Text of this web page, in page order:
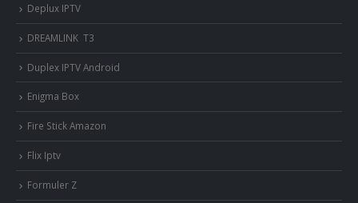
Deplux IPTV
DREAMLINK T3
Duplex IPTV Android
Enigma Box
Fire Stick Amazon
Flix Iptv
Formuler Z